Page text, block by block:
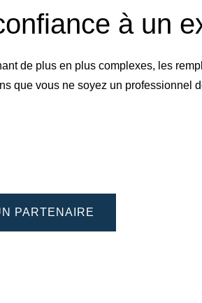
à un
de plus en plus complexes, les
que vous ne soyez un professionnel
PARTENAIRE